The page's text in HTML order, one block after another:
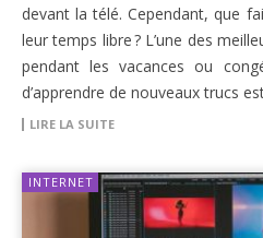
devant la télé. Cependant, que
leur temps libre ? L’une des
pendant les vacances ou
d’apprendre de nouveaux trucs
LIRE LA SUITE
INTERNET